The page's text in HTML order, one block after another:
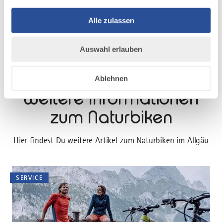
Alle zulassen
Auswahl erlauben
Ablehnen
Weitere Informationen
zum Naturbiken
Hier findest Du weitere Artikel zum Naturbiken im Allgäu
SERVICE